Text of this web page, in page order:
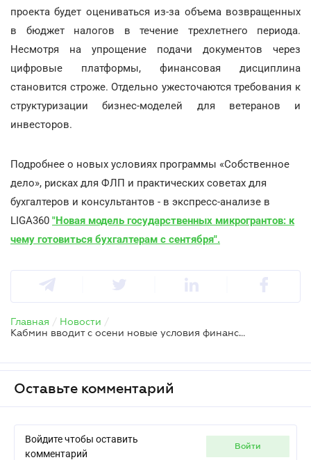
проекта будет оцениваться из-за объема возвращенных
в бюджет налогов в течение трехлетнего периода.
Несмотря на упрощение подачи документов через
цифровые платформы, финансовая дисциплина
становится строже. Отдельно ужесточаются требования к
структуризации бизнес-моделей для ветеранов и
инвесторов.
Подробнее о новых условиях программы «Собственное
дело», рисках для ФЛП и практических советах для
бухгалтеров и консультантов - в экспресс-анализе в
LIGA360 "Новая модель государственных микрогрантов: к
чему готовиться бухгалтерам с сентября".
Главная / Новости /
Кабмин вводит с осени новые условия финансирования для предпринимателей
Оставьте комментарий
Войдите чтобы оставить
комментарий
войти